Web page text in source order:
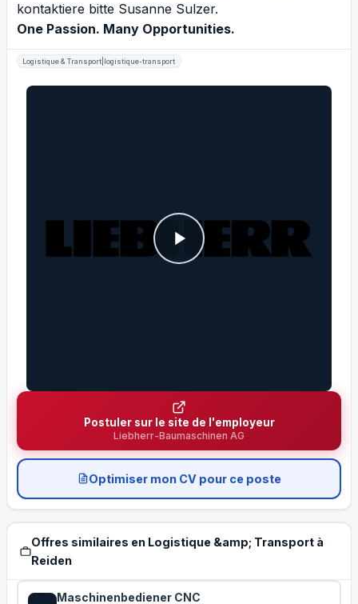
kontaktiere bitte Susanne Sulzer.
One Passion. Many Opportunities.
Logistique & Transport|logistique-transport
Postuler sur le site de l'employeur
Liebherr-Baumaschinen AG
Optimiser mon CV pour ce poste
Offres similaires en Logistique &amp; Transport à
Reiden
Maschinenbediener CNC